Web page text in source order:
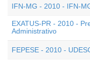
IFN-MG - 2010 - IFN-
EXATUS-PR - 2010 -
Administrativo
FEPESE - 2010 -